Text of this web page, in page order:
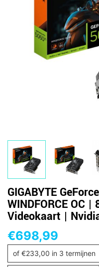
GIGABYTE
WINDFORCE OC |
Videokaart |
€698,99
of €233,00 in 3 termijnen